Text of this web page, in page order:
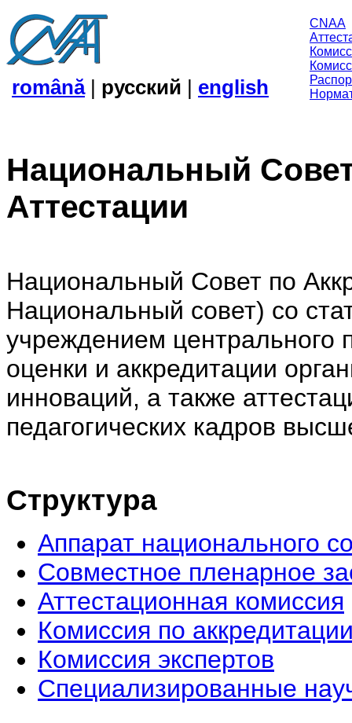
CNAA
română| русский | english
Национальный
Аттестации
Национальный Совет по
Национальный совет) со
учреждением центрального
оценки и аккредитации
инноваций, а также
педагогических кадров
Структура
Аппарат национального
Совместное пленарное
Аттестационная комисcия
Комиссия по
Комиссия экспертов
Специализированные